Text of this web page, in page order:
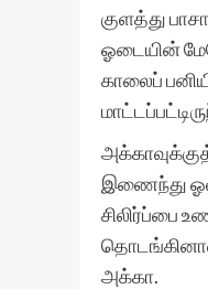
குளத்து
ஓடையின்
காலைப்
இணைந்து
சிலிர்ப்பை
அக்கா.